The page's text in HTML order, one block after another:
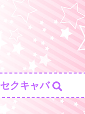
セクキャバ